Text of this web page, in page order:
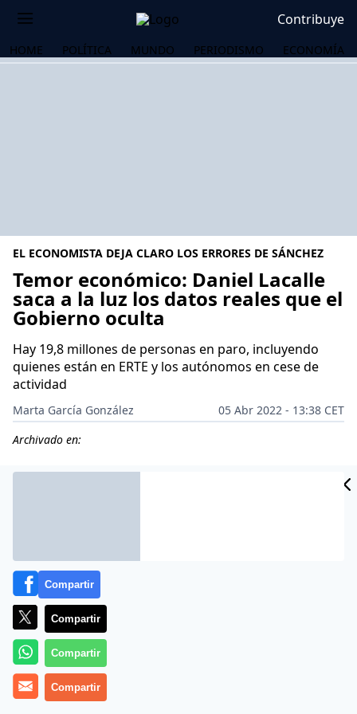
Contribuye
HOME POLÍTICA MUNDO PERIODISMO ECONOMÍA
EL ECONOMISTA DEJA CLARO LOS ERRORES DE SÁNCHEZ
Temor económico: Daniel Lacalle
saca a la luz los datos reales que el
Gobierno oculta
Hay 19,8 millones de personas en paro, incluyendo
quienes están en ERTE y los autónomos en cese de
actividad
Marta García González
05 Abr 2022 - 13:38 CET
Archivado en:
Más información
Compartir
Compartir
Compartir
Compartir